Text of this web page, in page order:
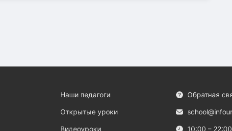
Наши педагоги
Открытые уроки
Видеоуроки
Обратная
10:00 –